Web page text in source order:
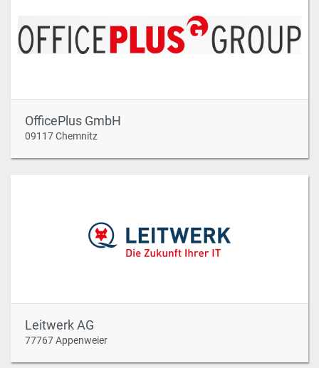
OfficePlus GmbH
09117 Chemnitz
Leitwerk AG
77767 Appenweier